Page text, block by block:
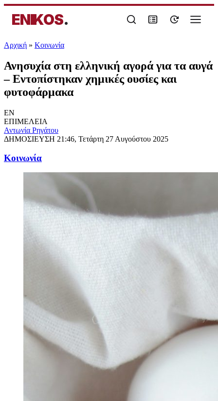
ENIKOS.
Αρχική » Κοινωνία
Ανησυχία στη ελληνική αγορά για τα αυγά
– Εντοπίστηκαν χημικές ουσίες και
φυτοφάρμακα
EN
ΕΠΙΜΕΛΕΙΑ
Αντωνία Ρηγάτου
ΔΗΜΟΣΙΕΥΣΗ 21:46, Τετάρτη 27 Αυγούστου 2025
Κοινωνία